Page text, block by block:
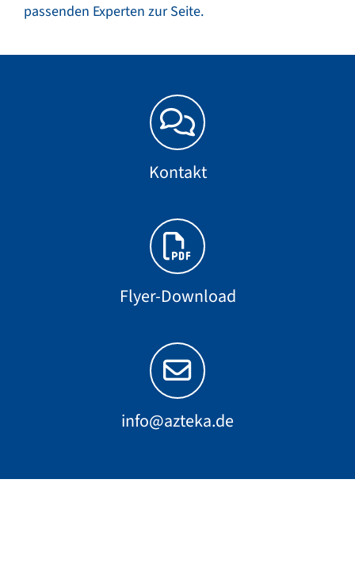
passenden Experten zur Seite.
Kontakt
Flyer-Download
info@azteka.de